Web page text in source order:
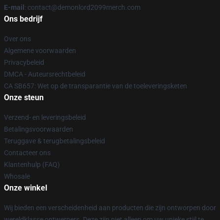
E-mail : contact@demonlord2099merch.com
Ons bedrijf
Over ons
Algemene voorwaarden
Privacybeleid
DMCA - Auteursrechtbeleid
CA SB657: Wet op de transparantie van de toeleveringsketen
Onze steun
Verzend- en leveringsbeleid
Betalingsvoorwaarden
Teruggave & terugbetalingsbeleid
Contacteer ons
Klantenhulp (FAQ)
Whosale
Onze winkel
Wij bieden een verscheidenheid aan producten die zijn ontworpen door